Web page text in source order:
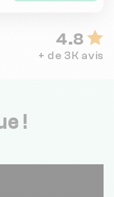
4.8
+ de 3K avis
!